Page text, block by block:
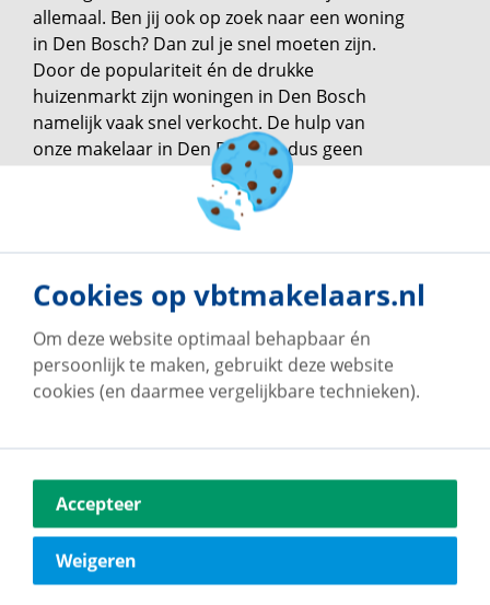
allemaal. Ben jij ook op zoek naar een woning
in Den Bosch? Dan zul je snel moeten zijn.
Door de populariteit én de drukke
huizenmarkt zijn woningen in Den Bosch
namelijk vaak snel verkocht. De hulp van
onze makelaar in Den Bosch is dus geen
Ons team in's-
Hertogenbosch
Cookies op vbtmakelaars.nl
Om deze website optimaal behapbaar én
persoonlijk te maken, gebruikt deze website
cookies (en daarmee vergelijkbare technieken).
Accepteer
Weigeren